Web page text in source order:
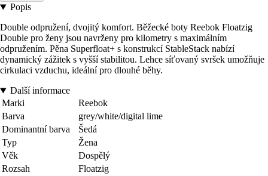
Popis
Double odpružení, dvojitý komfort. Běžecké boty Reebok Floatzig
Double pro ženy jsou navrženy pro kilometry s maximálním
odpružením. Pěna Superfloat+ s konstrukcí StableStack nabízí
dynamický zážitek s vyšší stabilitou. Lehce síťovaný svršek umožňuje
cirkulaci vzduchu, ideální pro dlouhé běhy.
Další informace
Marki
Reebok
Barva
grey/white/digital lime
Dominantní barva
Šedá
Typ
Žena
Věk
Dospělý
Rozsah
Floatzig